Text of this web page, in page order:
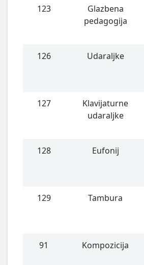
123
Glazbena
pedagogija
126 Udaraljke
127
Klavijaturne
udaraljke
128 Eufonij
129 Tambura
91 Kompozicija